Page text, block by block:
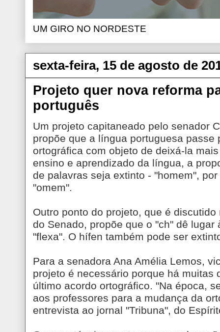
UM GIRO NO NORDESTE
sexta-feira, 15 de agosto de
Projeto quer nova reforma
português
Um projeto capitaneado pelo senador
propõe que a língua portuguesa passe
ortográfica com objeto de deixá-la
ensino e aprendizado da língua, a
de palavras seja extinto - "homem",
"omem".
Outro ponto do projeto, que é
do Senado, propõe que o "ch" dê lugar
"flexa". O hífen também pode ser
Para a senadora Ana Amélia Lemos,
projeto é necessário porque há muitas
último acordo ortográfico. "Na época,
aos professores para a mudança da
entrevista ao jornal "Tribuna", do